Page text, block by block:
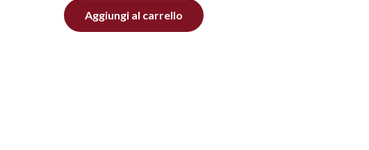
Aggiungi al carrello